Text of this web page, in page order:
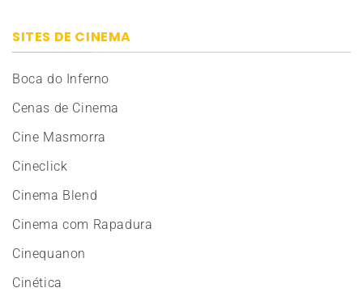
SITES DE CINEMA
Boca do Inferno
Cenas de Cinema
Cine Masmorra
Cineclick
Cinema Blend
Cinema com Rapadura
Cinequanon
Cinética